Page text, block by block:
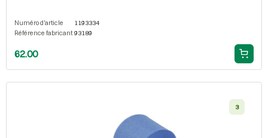
Numéro d'article
1193334
Référence fabricant 93189
62.00
3